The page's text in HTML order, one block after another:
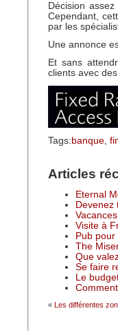
Décision
Cependant,
par les
Une annonce
Et sans
clients avec
Tags: banque,
Articles
Eternal
Devenez
Visite à
Pub
The
Que
Se faire
Le
« Les différentes